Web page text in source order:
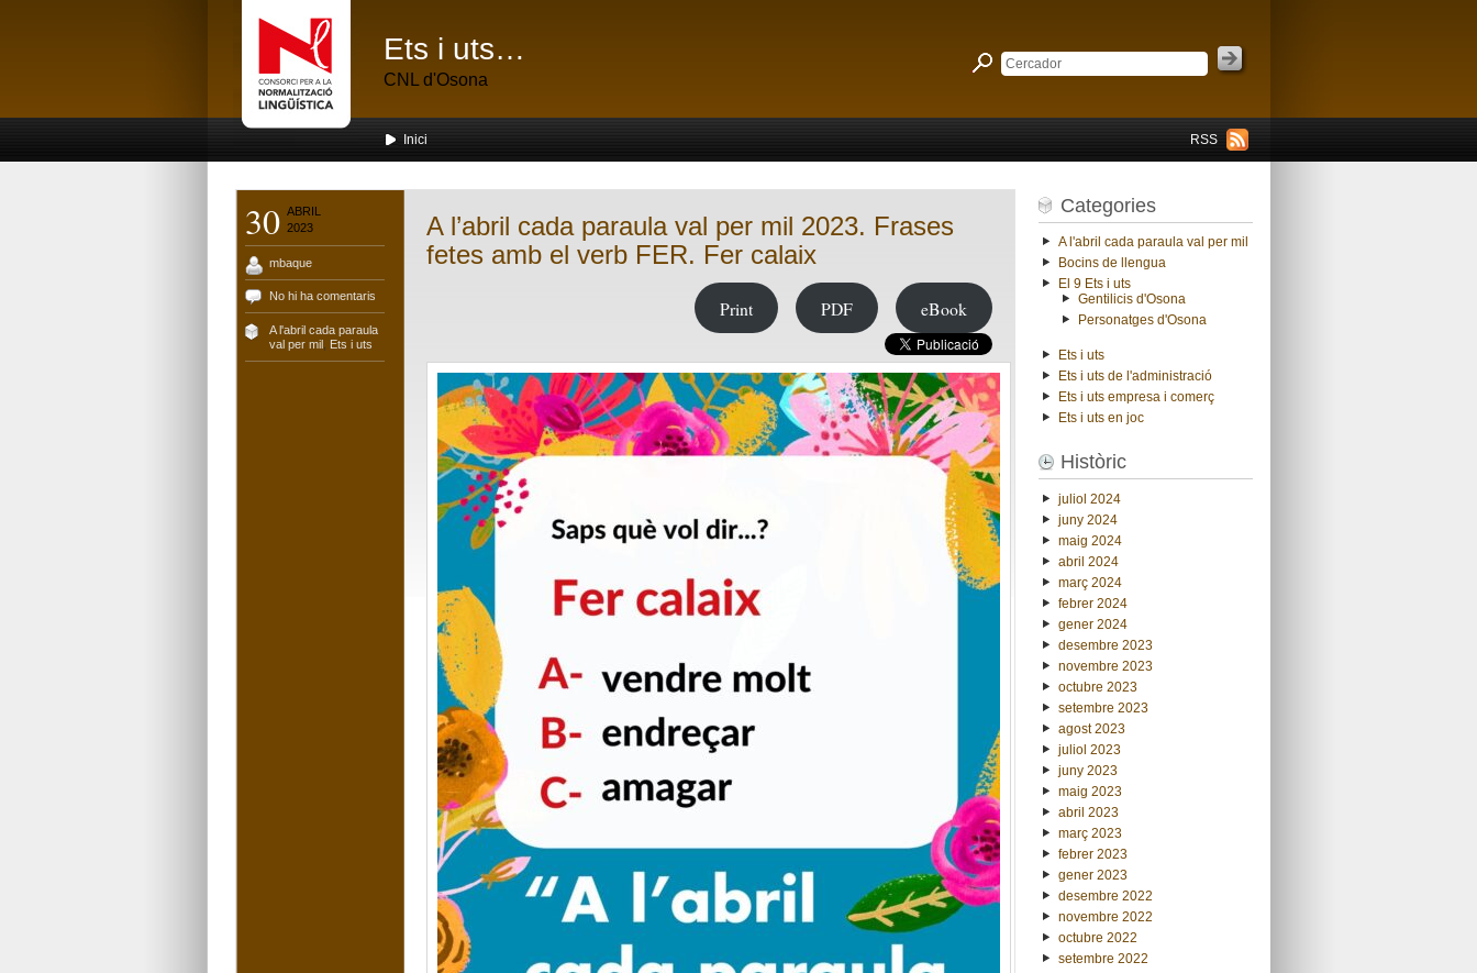
Ets i uts…
CNL d'Osona
RSS
Inici
30 ABRIL
2023
mbaque
No hi ha comentaris
A l'abril cada paraula
val per mil, Ets i uts
A l’abril cada paraula val per mil 2023. Frases
fetes amb el verb FER. Fer calaix
Print PDF eBook
Categories
A l'abril cada paraula val per mil
Bocins de llengua
El 9 Ets i uts
Gentilicis d'Osona
Personatges d'Osona
Ets i uts
Ets i uts de l'administració
Ets i uts empresa i comerç
Ets i uts en joc
Històric
juliol 2024
juny 2024
maig 2024
abril 2024
març 2024
febrer 2024
gener 2024
desembre 2023
novembre 2023
octubre 2023
setembre 2023
agost 2023
juliol 2023
juny 2023
maig 2023
abril 2023
març 2023
febrer 2023
gener 2023
desembre 2022
novembre 2022
octubre 2022
setembre 2022